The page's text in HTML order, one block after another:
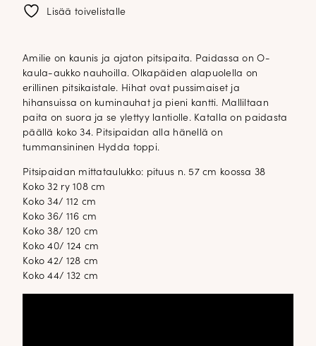
Lisää toivelistalle
Amilie on kaunis ja ajaton pitsipaita. Paidassa on O-
kaula-aukko nauhoilla. Olkapäiden alapuolella on
erillinen pitsikaistale. Hihat ovat pussimaiset ja
hihansuissa on kuminauhat ja pieni kantti. Malliltaan
paita on suora ja se ylettyy lantiolle. Katalla on paidasta
päällä koko 34. Pitsipaidan alla hänellä on
tummansininen Hydda toppi.
Pitsipaidan mittataulukko: pituus n. 57 cm koossa 38
Koko 32 ry 108 cm
Koko 34/ 112 cm
Koko 36/ 116 cm
Koko 38/ 120 cm
Koko 40/ 124 cm
Koko 42/ 128 cm
Koko 44/ 132 cm